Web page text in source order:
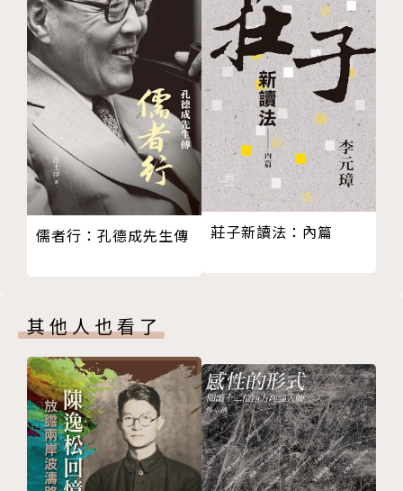
學院擔任插畫、漫畫和繪畫講師，並在2017年於黎巴
嫩貝魯特當地美國大學擔任視覺敘事客座教授，亦在國
內外舉辦暑期課程和插畫漫畫研習班。因其作品出色，
他曾獲得無數獎項和國際插圖展覽邀請。欲了解更多，
請見：www.vitali-konstantinov.de
官網：vitalikonstantinov.jimdofree.com/
IG: www.instagram.com/vitali_konstantinov/
鼎玉鉉
曾任國內法律暨政策研究員、德國基金會實習行政助
理、英文教師、華語教師及奢侈品櫃姐，研究範圍一路
從嚴肅的家事調解、人口販運、產業創新、節能減碳到
生活中的琴棋書畫詩酒茶。
拉丁字母
盧恩文、古匈牙利字母
愛爾蘭文、德文
衣索比亞文
阿拉伯文、塔納字母
印度文
印度文：印度支那
印度文：東南亞麥士蒂索
Kapitel 3 字型－創造者
韓文
阿迪瓦希文
高山族的新文字
非洲文字
米克馬克聖書體
加拿大原住民音節文字
切羅基音節文字、哇－札－嘖字母
儒者行：孔德成先生傳 莊子新讀法：內篇
其他人也看了